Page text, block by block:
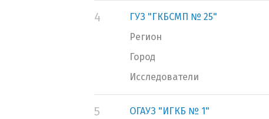
4
ГУЗ "ГКБСМП № 25"
Регион
Город
Исследователи
5
ОГАУЗ "ИГКБ № 1"